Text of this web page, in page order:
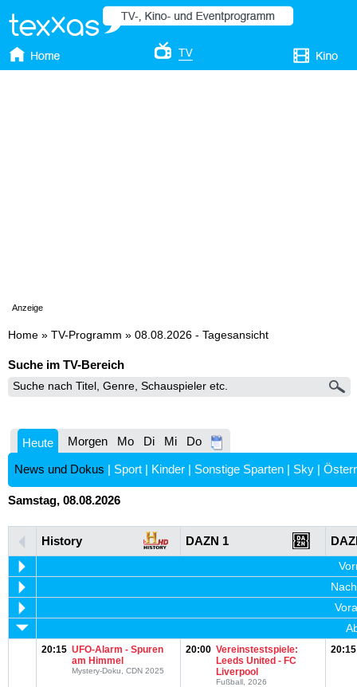
Anzeige
Home » TV-Programm » 08.08.2026 - Tagesansicht
Suche im TV-Bereich
Heute Morgen Mo Di Mi Do
News und Dokus | Sport | Kinder | Sonstige Sparten | Sky |
Samstag, 08.08.2026
History DAZN 1
20:15 UFO-Alarm - Spuren
am Himmel
Mystery-Doku, CDN 2025
20:00 Vereinstestspiele:
Leeds United - FC
Liverpool
Fußball, 2026
20:15